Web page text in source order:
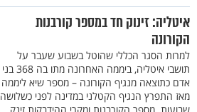
איטליה: זינוק חד במספר קורבנות
הקורונה
למרות הסגר הכללי שהוטל בשבוע שעבר על
תושבי איטליה, ביממה האחרונה מתו בה 368 בני
אדם כתוצאה מנגיף הקורונה – מספר שיא ליממה
מאז התפרץ הנגיף הקטלני במדינה לפני כשלושה